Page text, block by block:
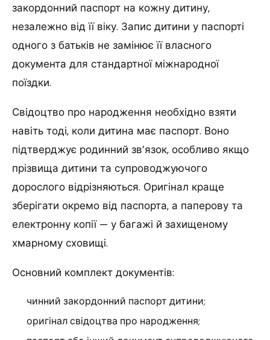
закордонний паспорт на кожну дитину,
незалежно від її віку. Запис дитини у паспорті
одного з батьків не замінює її власного
документа для стандартної міжнародної
поїздки.
Свідоцтво про народження необхідно взяти
навіть тоді, коли дитина має паспорт. Воно
підтверджує родинний зв’язок, особливо якщо
прізвища дитини та супроводжуючого
дорослого відрізняються. Оригінал краще
зберігати окремо від паспорта, а паперову та
електронну копії — у багажі й захищеному
хмарному сховищі.
Основний комплект документів:
чинний закордонний паспорт дитини;
оригінал свідоцтва про народження;